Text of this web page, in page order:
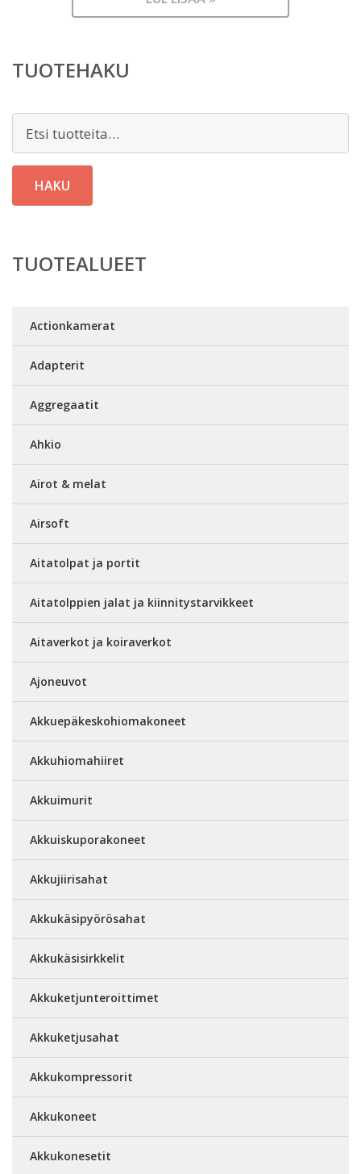
TUOTEHAKU
HAKU
TUOTEALUEET
Actionkamerat
Adapterit
Aggregaatit
Ahkio
Airot & melat
Airsoft
Aitatolpat ja portit
Aitatolppien jalat ja kiinnitystarvikkeet
Aitaverkot ja koiraverkot
Ajoneuvot
Akkuepäkeskohiomakoneet
Akkuhiomahiiret
Akkuimurit
Akkuiskuporakoneet
Akkujiirisahat
Akkukäsipyörösahat
Akkukäsisirkkelit
Akkuketjunteroittimet
Akkuketjusahat
Akkukompressorit
Akkukoneet
Akkukonesetit